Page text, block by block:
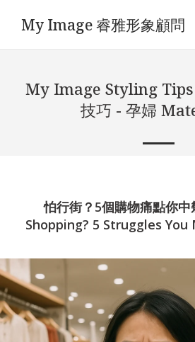
My Image 睿雅形象顧問
My Image Styling Tips
技巧 - 孕婦
怕行街？5個購物痛點你
Shopping? 5 Struggles